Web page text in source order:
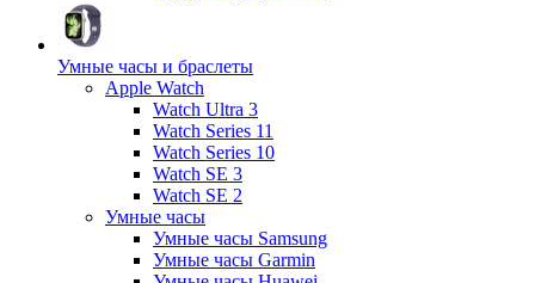
Умные часы и браслеты
Apple Watch
Watch Ultra 3
Watch Series 11
Watch Series 10
Watch SE 3
Watch SE 2
Умные часы
Умные часы Samsung
Умные часы Garmin